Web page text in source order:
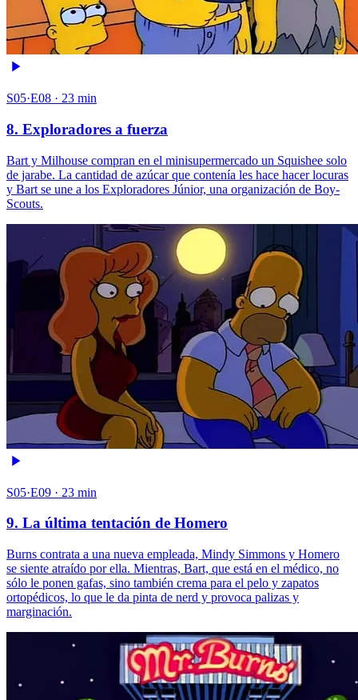
S05·E08 · 23 min
8. Exploradores a fuerza
Bart y Milhouse compran en el minisupermercado un Squishee solo
de jarabe. La cantidad de azúcar que contenía les hace hacer locuras
y Bart se une a los Exploradores Júnior, una organización de Boy-
Scouts.
S05·E09 · 23 min
9. La última tentación de Homero
Burns contrata a una nueva empleada, Mindy Simmons y Homero
se siente atraído por ella. Mientras, Bart, que está en el médico, no
sólo le ponen gafas, sino también crema para el pelo y zapatos
ortopédicos, lo que le da pinta de nerd y provoca palizas y
marginación.